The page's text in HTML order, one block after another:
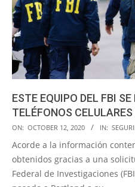
ESTE EQUIPO DEL FBI
TELÉFONOS
2020-
10-
12
ON: OCTOBER 12, 2020 IN:
Acorde a la información
obtenidos gracias a una
Federal de Investigaciones